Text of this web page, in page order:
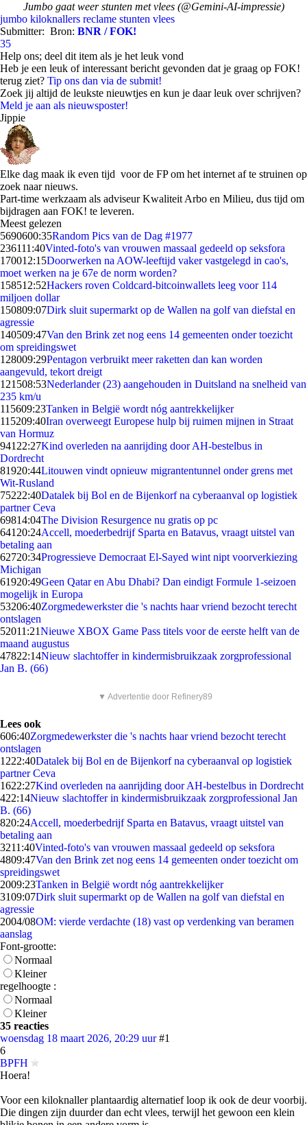
Jumbo gaat weer stunten met vlees (@Gemini-AI-impressie)
jumbo kiloknallers reclame stunten vlees
Submitter: Bron: BNR / FOK!
35
Help ons; deel dit item als je het leuk vond
Heb je een leuk of interessant bericht gevonden dat je graag op FOK!
terug ziet? Tip ons dan via de submit!
Zoek jij altijd de leukste nieuwtjes en kun je daar leuk over schrijven?
Meld je aan als nieuwsposter!
Jippie
Elke dag maak ik even tijd voor de FP om het internet af te struinen op
zoek naar nieuws.
Part-time werkzaam als adviseur Kwaliteit Arbo en Milieu, dus tijd om
bijdragen aan FOK! te leveren.
Meest gelezen
5690600:35Random Pics van de Dag #1977
236111:40Vinted-foto's van vrouwen massaal gedeeld op seksfora
170012:15Doorwerken na AOW-leeftijd vaker vastgelegd in cao's,
moet werken na je 67e de norm worden?
158512:52Hackers roven Coldcard-bitcoinwallets leeg voor 114
miljoen dollar
150809:07Dirk sluit supermarkt op de Wallen na golf van diefstal en
agressie
140509:47Van den Brink zet nog eens 14 gemeenten onder toezicht
om spreidingswet
128009:29Pentagon verbruikt meer raketten dan kan worden
aangevuld, tekort dreigt
121508:53Nederlander (23) aangehouden in Duitsland na snelheid van
235 km/u
115609:23Tanken in België wordt nóg aantrekkelijker
115209:40Iran overweegt Europese hulp bij ruimen mijnen in Straat
van Hormuz
941 22:27Kind overleden na aanrijding door AH-bestelbus in
Dordrecht
81920:44Litouwen vindt opnieuw migrantentunnel onder grens met
Wit-Rusland
75222:40Datalek bij Bol en de Bijenkorf na cyberaanval op logistiek
partner Ceva
69814:04The Division Resurgence nu gratis op pc
641 20:24Accell, moederbedrijf Sparta en Batavus, vraagt uitstel van
betaling aan
62720:34Progressieve Democraat El-Sayed wint nipt voorverkiezing
Michigan
61920:49Geen Qatar en Abu Dhabi? Dan eindigt Formule 1-seizoen
mogelijk in Europa
53206:40Zorgmedewerkster die 's nachts haar vriend bezocht terecht
ontslagen
52011:21Nieuwe XBOX Game Pass titels voor de eerste helft van de
maand augustus
47822:14Nieuw slachtoffer in kindermisbruikzaak zorgprofessional
Jan B. (66)
▼ Advertentie door Refinery89
Lees ook
606:40Zorgmedewerkster die 's nachts haar vriend bezocht terecht
ontslagen
1222:40Datalek bij Bol en de Bijenkorf na cyberaanval op logistiek
partner Ceva
1622:27Kind overleden na aanrijding door AH-bestelbus in Dordrecht
422:14Nieuw slachtoffer in kindermisbruikzaak zorgprofessional Jan
B. (66)
820:24Accell, moederbedrijf Sparta en Batavus, vraagt uitstel van
betaling aan
3211:40Vinted-foto's van vrouwen massaal gedeeld op seksfora
4809:47Van den Brink zet nog eens 14 gemeenten onder toezicht om
spreidingswet
2009:23Tanken in België wordt nóg aantrekkelijker
3109:07Dirk sluit supermarkt op de Wallen na golf van diefstal en
agressie
2004/08OM: vierde verdachte (18) vast op verdenking van beramen
aanslag
Font-grootte:
Normaal
Kleiner
regelhoogte :
Normaal
Kleiner
35 reacties
woensdag 18 maart 2026, 20:29 uur #1
6
BPFH
Hoera!
Voor een kiloknaller plantaardig alternatief loop ik ook de deur voorbij.
Die dingen zijn duurder dan echt vlees, terwijl het gewoon een klein